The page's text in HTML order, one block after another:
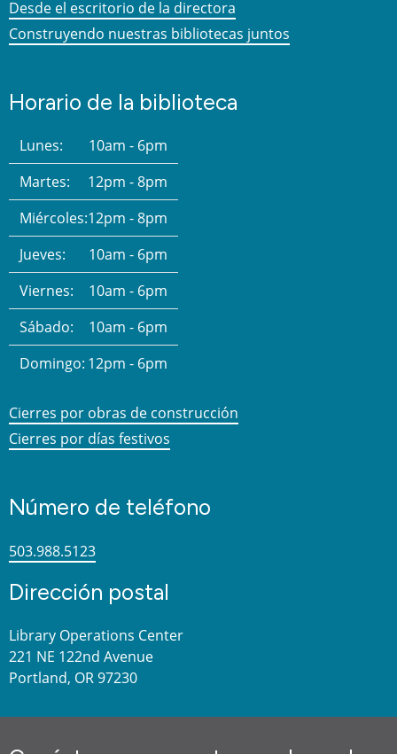
Desde el escritorio de la directora
Construyendo nuestras bibliotecas juntos
Horario de la biblioteca
Lunes:
10am - 6pm
Martes:
12pm - 8pm
Miércoles:12pm - 8pm
Jueves:
10am - 6pm
Viernes:
10am - 6pm
Sábado:
10am - 6pm
Domingo: 12pm - 6pm
Cierres por obras de construcción
Cierres por días festivos
Número de teléfono
503.988.5123
Dirección postal
Library Operations Center
221 NE 122nd Avenue
Portland, OR 97230